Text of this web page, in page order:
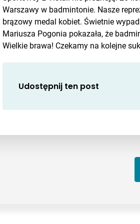
Warszawy w badmintonie. Nasze
brązowy medal kobiet. Świetnie
Mariusza Pogonia pokazała, że
Wielkie brawa! Czekamy na kolejne
Udostępnij ten post